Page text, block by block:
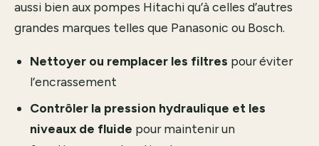
aussi bien aux pompes Hitachi qu’à celles d’autres
grandes marques telles que Panasonic ou Bosch.
Nettoyer ou remplacer les filtres pour éviter
l’encrassement
Contrôler la pression hydraulique et les
niveaux de fluide pour maintenir un